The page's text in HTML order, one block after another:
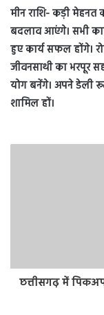
मीन राशि- कड़ी
बदलाव आएंगे। सभी
हुए कार्य सफल होंगे।
जीवनसाथी का भरपूर
योग बनेंगे। अपने डेली
शामिल हों।
छत्तीसगढ़ में